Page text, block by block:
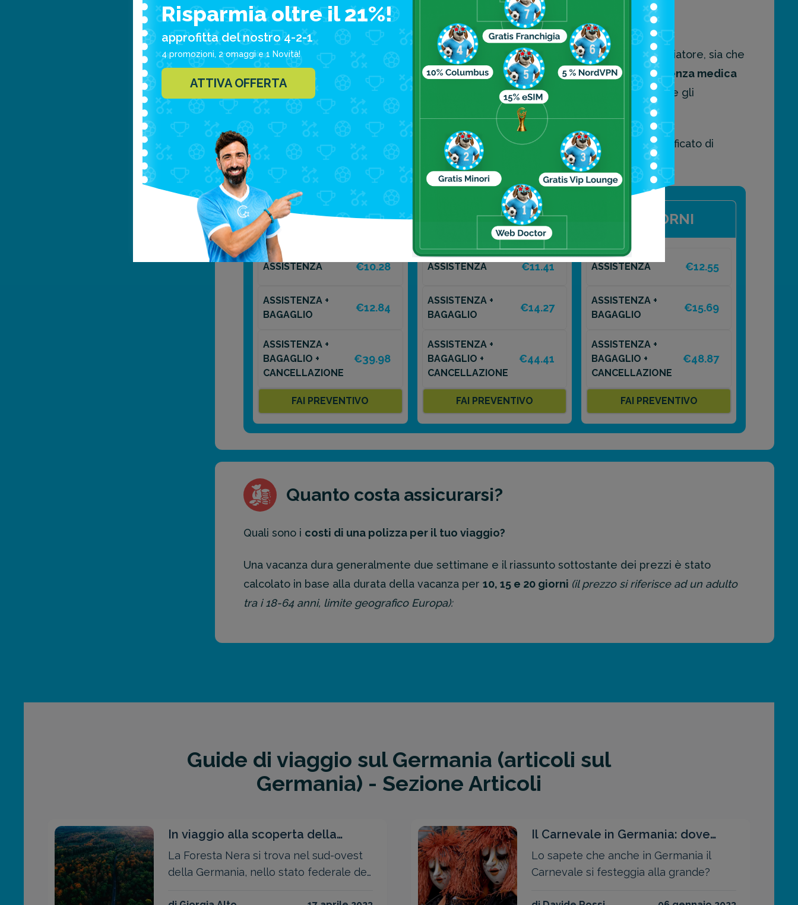
Come Columbus ti aiuta
Columbusha diverse tipologie di polizzastudiate ad hoc in base al profilo del viaggiatore, sia che
si tratti di studenti, di famiglie o di coppie. Indipendentemente dal prodotto,l’assistenza medica
24 ore su 24 è sempre garantita da uno staff di dottori e operatori in grado di gestire gli
imprevisti in vacanza.
Ilnumeroda chiamarein caso di emergenza,+39 02 3600 5814,è riportato sul certificato di
polizza da portare sempre con sé.
10 GIORNI
ASSISTENZA €10.28
ASSISTENZA +
BAGAGLIO
€12.84
ASSISTENZA +
BAGAGLIO +
CANCELLAZIONE
€39.98
FAI PREVENTIVO
15 GIORNI
ASSISTENZA €11.41
ASSISTENZA +
BAGAGLIO
€14.27
ASSISTENZA +
BAGAGLIO +
CANCELLAZIONE
€44.41
FAI PREVENTIVO
20 GIORNI
ASSISTENZA €12.55
ASSISTENZA +
BAGAGLIO
€15.69
ASSISTENZA +
BAGAGLIO +
CANCELLAZIONE
€48.87
FAI PREVENTIVO
Quanto costa assicurarsi?
Quali sono i costi di una polizza per il tuo viaggio?
Una vacanza dura generalmente due settimane e il riassunto sottostante dei prezzi è stato
calcolato in base alla durata della vacanza per 10, 15 e 20 giorni (il prezzo si riferisce ad un adulto
tra i 18-64 anni, limite geografico Europa):
Guide di viaggio sul Germania (articoli sul
Germania) - Sezione Articoli
In viaggio alla scoperta della
Foresta Nera
La Foresta Nera si trova nel sud-ovest
della Germania, nello stato federale del
Il Carnevale in Germania: dove
trovare le sfilate migliori
Lo sapete che anche in Germania il
Carnevale si festeggia alla grande?
Risparmia oltre il 21%!
approfitta del nostro 4-2-1
4 promozioni, 2 omaggi e 1 Novità!
ATTIVA OFFERTA